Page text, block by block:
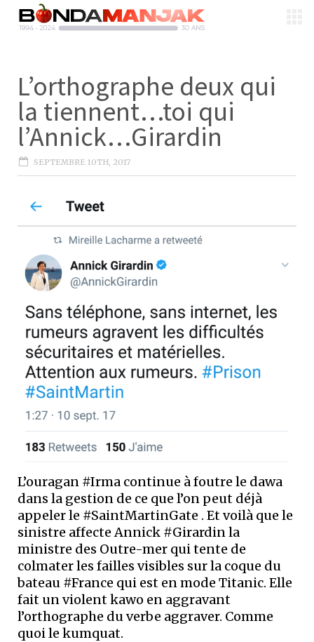
L’orthographe deux qui
la tiennent…toi qui
l’Annick…Girardin
SEPTEMBRE 10TH, 2017
L’ouragan #Irma continue à foutre le dawa
dans la gestion de ce que l’on peut déjà
appeler le #SaintMartinGate . Et voilà que le
sinistre affecte Annick #Girardin la
ministre des Outre-mer qui tente de
colmater les failles visibles sur la coque du
bateau #France qui est en mode Titanic. Elle
fait un violent kawo en aggravant
l’orthographe du verbe aggraver. Comme
quoi le kumquat.